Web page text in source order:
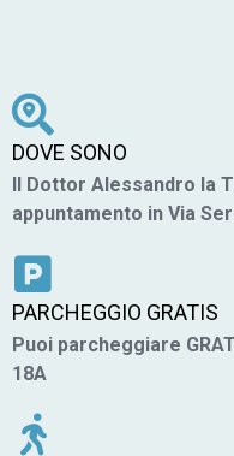
DOVE SONO
Il Dottor Alessandro la
appuntamento in Via
PARCHEGGIO GRATIS
Puoi parcheggiare
18A